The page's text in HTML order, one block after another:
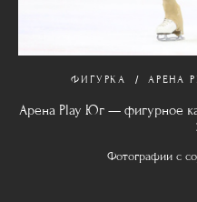
ФИГУРКА АРЕНА
Арена Play Юг — фигурное
Фотографии с